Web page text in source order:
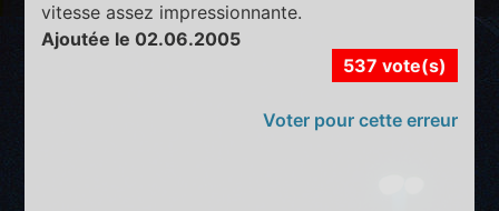
vitesse assez impressionnante.
Ajoutée le 02.06.2005
537 vote(s)
Voter pour cette erreur